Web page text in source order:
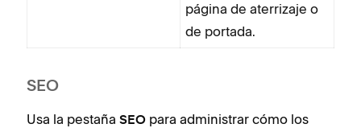
página de aterrizaje o
de portada.
SEO
Usa la pestaña SEO para administrar cómo los